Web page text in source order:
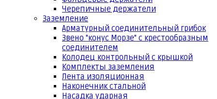
Черепичные держатели
Заземление
Арматурный соединительный грибок
Звено "конус Морзе" с крестообразным
соединителем
Колодец контрольный с крышкой
Комплекты заземления
Лента изоляционная
Наконечник стальной
Насадка ударная